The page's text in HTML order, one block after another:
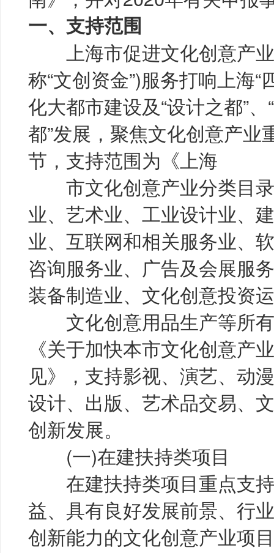
一、支持范围
上海市促进文化创意产业
称“文创资金”)服务打响上海
化大都市建设及“设计之都”、
都”发展，聚焦文化创意产业
节，支持范围为《上海
市文化创意产业分类目录
业、艺术业、工业设计业、
业、互联网和相关服务业、
咨询服务业、广告及会展服
装备制造业、文化创意投资
文化创意用品生产等所有
《关于加快本市文化创意产
见》，支持影视、演艺、动
设计、出版、艺术品交易、
创新发展。
(一)在建扶持类项目
在建扶持类项目重点支持
益、具有良好发展前景、行
创新能力的文化创意产业项